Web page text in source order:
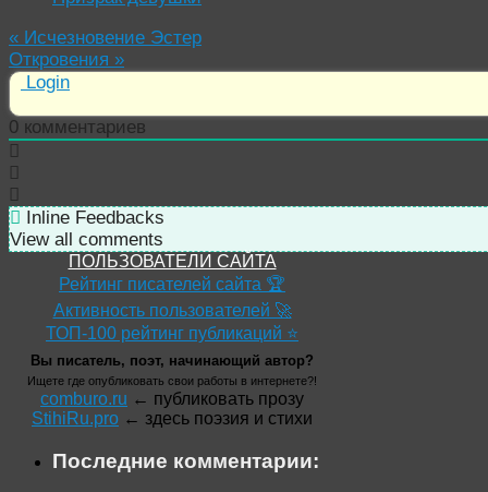
« Исчезновение Эстер
Откровения »
Login
0 комментариев
Inline Feedbacks
View all comments
ПОЛЬЗОВАТЕЛИ САЙТА
Рейтинг писателей сайта 🏆
Активность пользователей 🚀
ТОП-100 рейтинг публикаций ⭐
Вы писатель, поэт, начинающий автор?
Ищете где опубликовать свои работы в интернете?!
comburo.ru ← публиковать прозу
StihiRu.pro ← здесь поэзия и стихи
Последние комментарии: